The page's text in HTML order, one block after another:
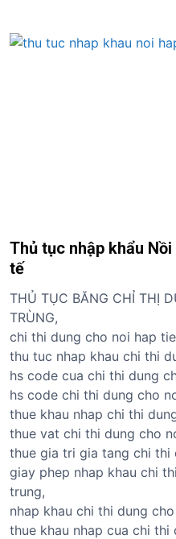
Thủ tục nhập khẩu
tế
THỦ TỤC BĂNG CHỈ THỊ
TRÙNG,
chi thi dung cho noi hap
thu tuc nhap khau chi thi
hs code cua chi thi dung
hs code chi thi dung cho
thue khau nhap chi thi
thue vat chi thi dung cho
thue gia tri gia tang chi thi
giay phep nhap khau chi
trung,
nhap khau chi thi dung
thue khau nhap cua chi